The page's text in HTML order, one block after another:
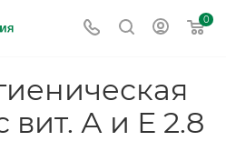
0
А и Е 2.8